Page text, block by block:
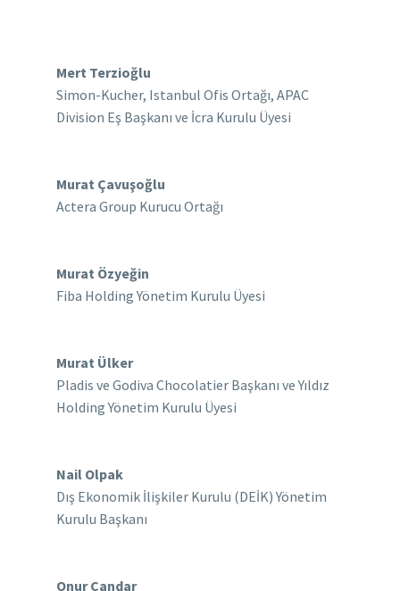
Mert Terzioğlu
Simon-Kucher, Istanbul Ofis Ortağı, APAC
Division Eş Başkanı ve İcra Kurulu Üyesi
Murat Çavuşoğlu
Actera Group Kurucu Ortağı
Murat Özyeğin
Fiba Holding Yönetim Kurulu Üyesi
Murat Ülker
Pladis ve Godiva Chocolatier Başkanı ve Yıldız
Holding Yönetim Kurulu Üyesi
Nail Olpak
Dış Ekonomik İlişkiler Kurulu (DEİK) Yönetim
Kurulu Başkanı
Onur Candar